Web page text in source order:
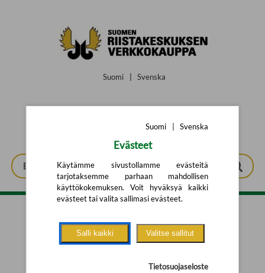
Suomi Svenska
Tarkennettu haku
Suomi Svenska
Evästeet
Käytämme sivustollamme evästeitä
tarjotaksemme parhaan mahdollisen
käyttökokemuksen. Voit hyväksyä kaikki
evästeet tai valita sallimasi evästeet.
Salli kaikki Valitse sallitut
Tietosuojaseloste